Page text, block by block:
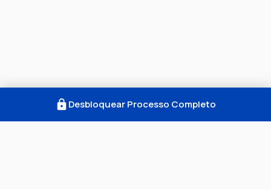
Desbloquear Processo Completo